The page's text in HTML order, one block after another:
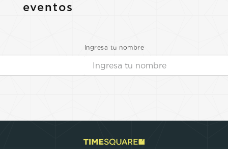
eventos
Ingresa tu nombre